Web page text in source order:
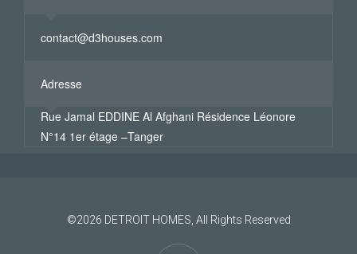
contact@d3houses.com
Adresse
Rue Jamal EDDINE Al Afghani Résidence Léonore
N°14 1er étage –Tanger
©2026 DETROIT HOMES , All Rights Reserved